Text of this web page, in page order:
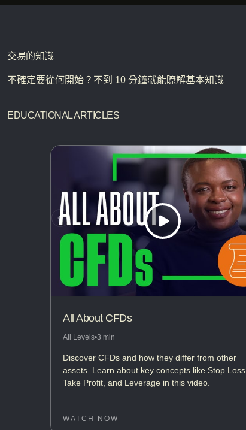
交易的知識
不確定要從何開始？不到 10 分鐘就能瞭解基本知識
EDUCATIONAL ARTICLES
All About CFDs
All Levels•3 min
Discover CFDs and how they differ from other
assets. Learn about key concepts like Stop Loss,
Take Profit, and Leverage in this video.
WATCH NOW